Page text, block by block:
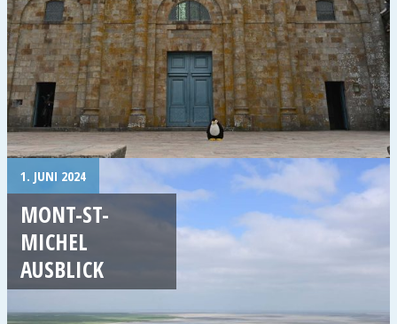
1. JUNI 2024
MONT-ST-
MICHEL
AUSBLICK